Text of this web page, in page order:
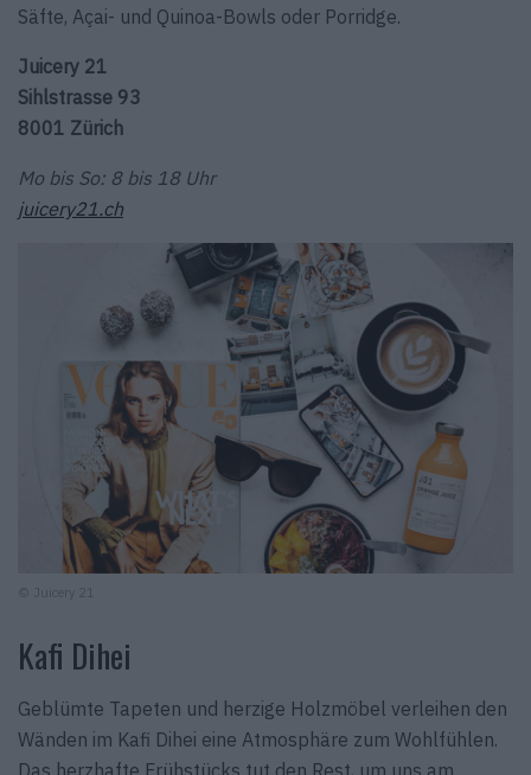
Säfte, Açai- und Quinoa-Bowls oder Porridge.
Juicery 21
Sihlstrasse 93
8001 Zürich
Mo bis So: 8 bis 18 Uhr
juicery21.ch
© Juicery 21
Kafi Dihei
Geblümte Tapeten und herzige Holzmöbel verleihen den
Wänden im Kafi Dihei eine Atmosphäre zum Wohlfühlen.
Das herzhafte Frühstücks tut den Rest, um uns am